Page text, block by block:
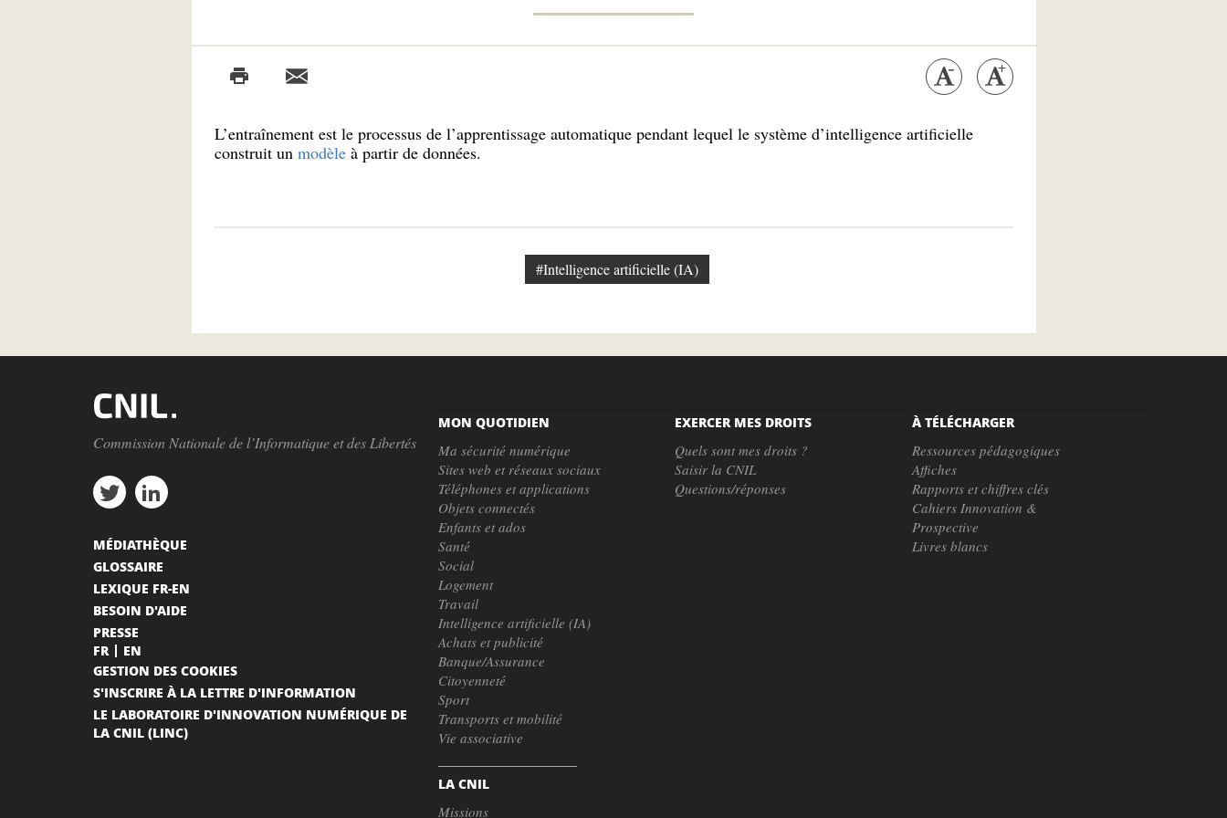
L’entraînement est le processus de l’apprentissage automatique pendant lequel le système d’intelligence artificielle
construit un modèleà partir de données.
#Intelligence artificielle (IA)
Commission Nationale de l’Informatique et des Libertés
MON QUOTIDIEN
Ma sécurité numérique
Sites web et réseaux sociaux
Téléphones et applications
Objets connectés
Enfants et ados
Santé
Social
Logement
Travail
Intelligence artificielle (IA)
Achats et publicité
Banque/Assurance
Citoyenneté
Sport
Transports et mobilité
Vie associative
LA CNIL
Missions
EXERCER MES DROITS
Quels sont mes droits ?
Saisir la CNIL
Questions/réponses
À TÉLÉCHARGER
Ressources pédagogiques
Affiches
Rapports et chiffres clés
Cahiers Innovation &
Prospective
Livres blancs
MÉDIATHÈQUE
GLOSSAIRE
LEXIQUE FR-EN
BESOIN D'AIDE
PRESSE
FR
EN
GESTION DES COOKIES
S'INSCRIRE À LA LETTRE D'INFORMATION
LE LABORATOIRE D'INNOVATION NUMÉRIQUE DE
LA CNIL (LINC)